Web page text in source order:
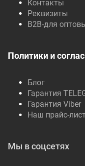
Контакты
Реквизиты
B2B-для
Политики и
Блог
Гарантия
Гарантия Viber
Наш прайс-
Мы в соцсетях